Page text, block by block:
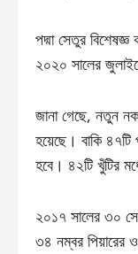
পদ্মা সেতুর
২০২০ সালের
জানা গেছে, নতুন
হয়েছে। বাকি
হবে। ৪২টি খুঁটির
২০১৭ সালের ৩০
৩৪ নম্বর পিয়ারের